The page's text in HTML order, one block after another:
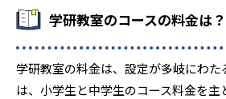
学研教室のコースの料金は？
学研教室の料金は、設定が多岐にわた
は、小学生と中学生のコース料金を主